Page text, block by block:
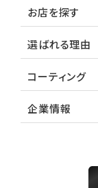
お店を探す
選ばれる理由
コーティング
企業情報